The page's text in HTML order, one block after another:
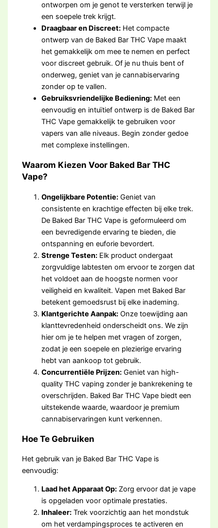
ontworpen om je genot te versterken terwijl je
een soepele trek krijgt.
Draagbaar en Discreet: Het compacte
ontwerp van de Baked Bar THC Vape maakt
het gemakkelijk om mee te nemen en perfect
voor discreet gebruik. Of je nu thuis bent of
onderweg, geniet van je cannabiservaring
zonder op te vallen.
Gebruiksvriendelijke Bediening: Met een
eenvoudig en intuïtief ontwerp is de Baked Bar
THC Vape gemakkelijk te gebruiken voor
vapers van alle niveaus. Begin zonder gedoe
met complexe instellingen.
Waarom Kiezen Voor Baked Bar THC
Vape?
Ongelijkbare Potentie: Geniet van
consistente en krachtige effecten bij elke trek.
De Baked Bar THC Vape is geformuleerd om
een bevredigende ervaring te bieden, die
ontspanning en euforie bevordert.
Strenge Testen: Elk product ondergaat
zorgvuldige labtesten om ervoor te zorgen dat
het voldoet aan de hoogste normen voor
veiligheid en kwaliteit. Vapen met Baked Bar
betekent gemoedsrust bij elke inademing.
Klantgerichte Aanpak: Onze toewijding aan
klanttevredenheid onderscheidt ons. We zijn
hier om je te helpen met vragen of zorgen,
zodat je een soepele en plezierige ervaring
hebt van aankoop tot gebruik.
Concurrentiële Prijzen: Geniet van high-
quality THC vaping zonder je bankrekening te
overschrijden. Baked Bar THC Vape biedt een
uitstekende waarde, waardoor je premium
cannabiservaringen kunt verkennen.
Hoe Te Gebruiken
Het gebruik van je Baked Bar THC Vape is
eenvoudig:
Laad het Apparaat Op: Zorg ervoor dat je vape
is opgeladen voor optimale prestaties.
Inhaleer: Trek voorzichtig aan het mondstuk
om het verdampingsproces te activeren en